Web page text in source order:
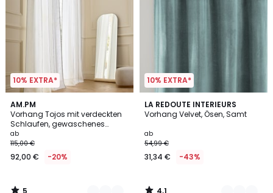
10% EXTRA*
AM.PM
Vorhang Tojos mit verdeckten
Schlaufen, gewaschenes
Leinen
ab
115,00 €
92,00 € -20%
5
/
5
4
Farben
5
10% EXTRA*
LA REDOUTE INTERIEURS
Vorhang Velvet, Ösen, Samt
ab
54,99 €
31,34 € -43%
4,1
/ 5
7
Farben
4,1